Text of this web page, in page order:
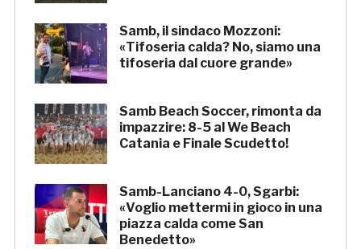
Samb, il sindaco Mozzoni:
«Tifoseria calda? No, siamo una
tifoseria dal cuore grande»
Samb Beach Soccer, rimonta da
impazzire: 8-5 al We Beach
Catania e Finale Scudetto!
Samb-Lanciano 4-0, Sgarbi:
«Voglio mettermi in gioco in una
piazza calda come San
Benedetto»